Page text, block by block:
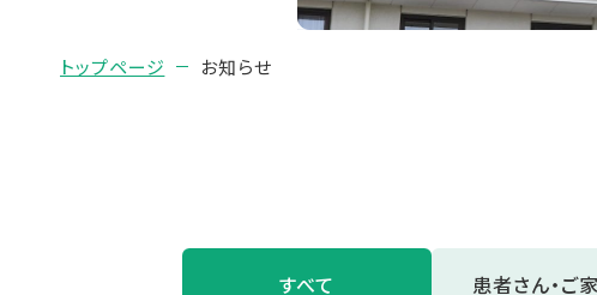
トップページ お知らせ
すべて 患者さん・ご